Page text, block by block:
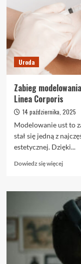
w
świecie
Uroda
Zabieg
Linea Corporis
14 października, 2025
Modelowanie ust to
stał się jedną z
estetycznej. Dzięki...
Dowiedz się więcej
o
Zabieg